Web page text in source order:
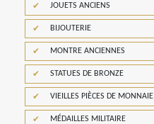
JOUETS ANCIENS
BIJOUTERIE
MONTRE ANCIENNES
STATUES DE BRONZE
VIEILLES PIÈCES DE MONNAIE
MÉDAILLES MILITAIRE